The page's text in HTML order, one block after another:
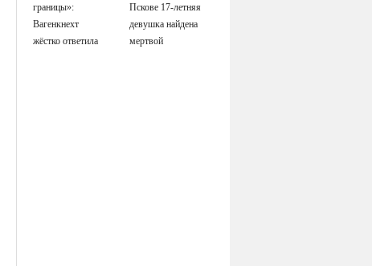
границы»:
Вагенкнехт
жёстко ответила
Пскове 17-летняя
девушка найдена
мертвой